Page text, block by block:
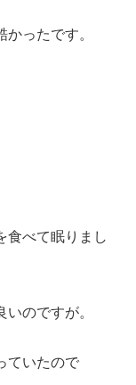
ったです。
食べて眠りまし
のですが。
ていたので